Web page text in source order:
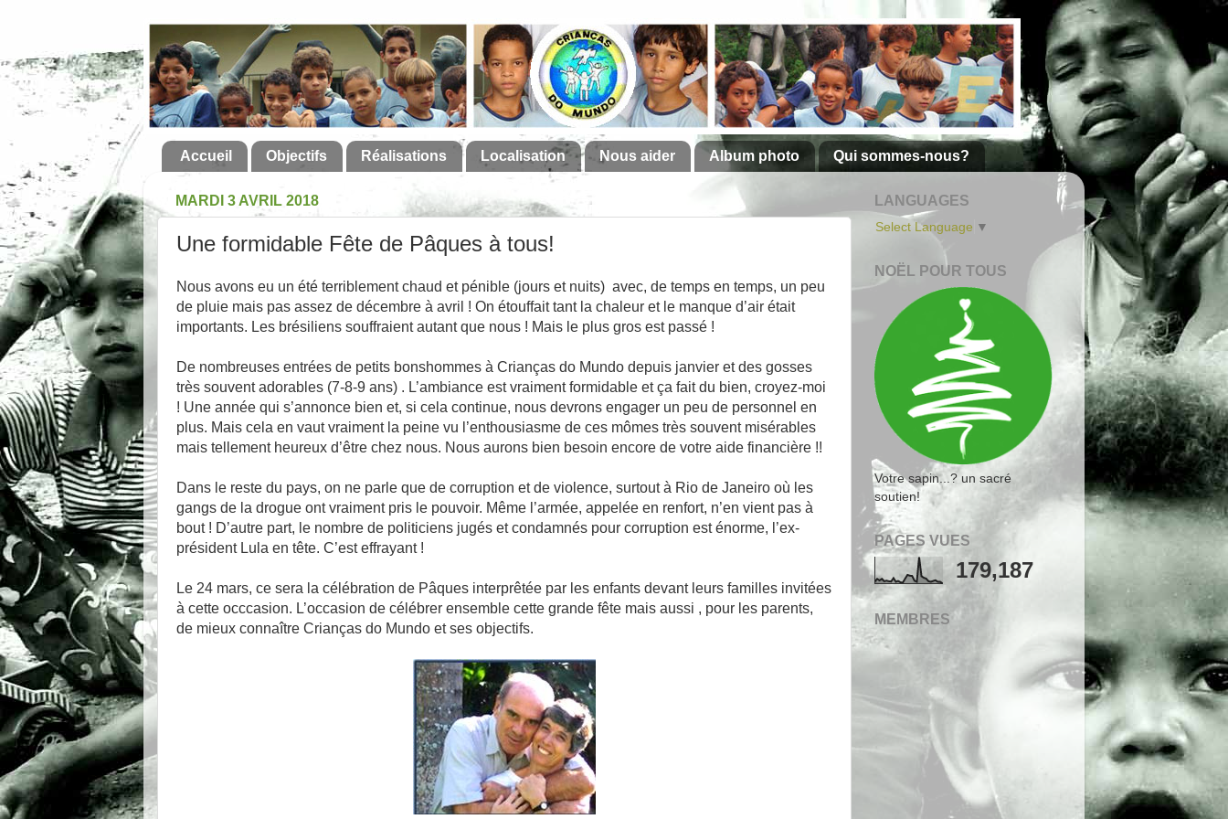
Accueil Objectifs Réalisations Localisation Nous aider Album photo Qui sommes-nous?
MARDI 3 AVRIL 2018
Une formidable Fête de Pâques à tous!
Nous avons eu un été terriblement chaud et pénible (jours et nuits) avec, de temps en temps, un peu
de pluie mais pas assez de décembre à avril ! On étouffait tant la chaleur et le manque d’air était
importants. Les brésiliens souffraient autant que nous ! Mais le plus gros est passé !
De nombreuses entrées de petits bonshommes à Crianças do Mundo depuis janvier et des gosses
très souvent adorables (7-8-9 ans) . L’ambiance est vraiment formidable et ça fait du bien, croyez-moi
! Une année qui s’annonce bien et, si cela continue, nous devrons engager un peu de personnel en
plus. Mais cela en vaut vraiment la peine vu l’enthousiasme de ces mômes très souvent misérables
mais tellement heureux d’être chez nous. Nous aurons bien besoin encore de votre aide financière !!
Dans le reste du pays, on ne parle que de corruption et de violence, surtout à Rio de Janeiro où les
gangs de la drogue ont vraiment pris le pouvoir. Même l’armée, appelée en renfort, n’en vient pas à
bout ! D’autre part, le nombre de politiciens jugés et condamnés pour corruption est énorme, l’ex-
président Lula en tête. C’est effrayant !
Le 24 mars, ce sera la célébration de Pâques interprêtée par les enfants devant leurs familles invitées
à cette occcasion. L’occasion de célébrer ensemble cette grande fête mais aussi , pour les parents,
de mieux connaître Crianças do Mundo et ses objectifs.
LANGUAGES
Select Language ▼
NOËL POUR TOUS
Votre sapin...? un sacré
soutien!
PAGES VUES
179,187
MEMBRES